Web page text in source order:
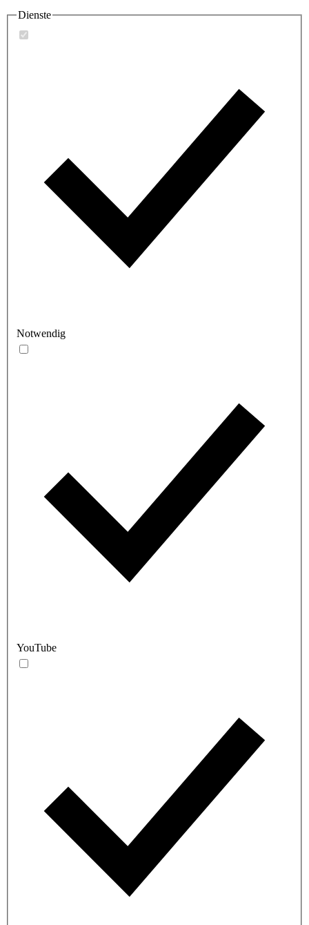
Dienste
Notwendig
YouTube